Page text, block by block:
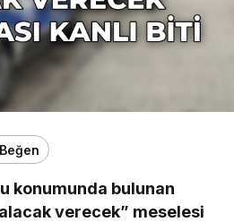
Beğen
konumunda bulunan
verecek” meselesi